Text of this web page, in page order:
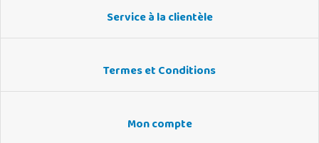
Service à la clientèle
Termes et Conditions
Mon compte